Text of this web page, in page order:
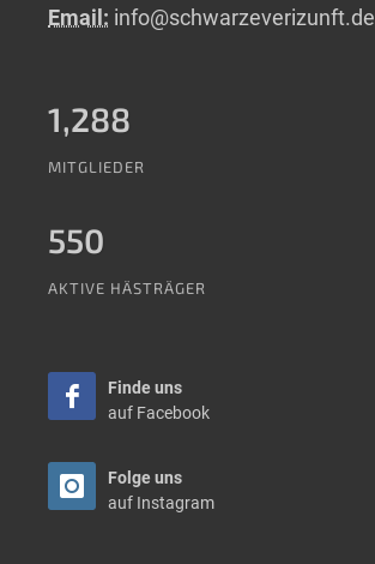
Email: info@schwarzeverizunft.de
1,288
MITGLIEDER
550
AKTIVE HÄSTRÄGER
Finde uns
auf Facebook
Folge uns
auf Instagram